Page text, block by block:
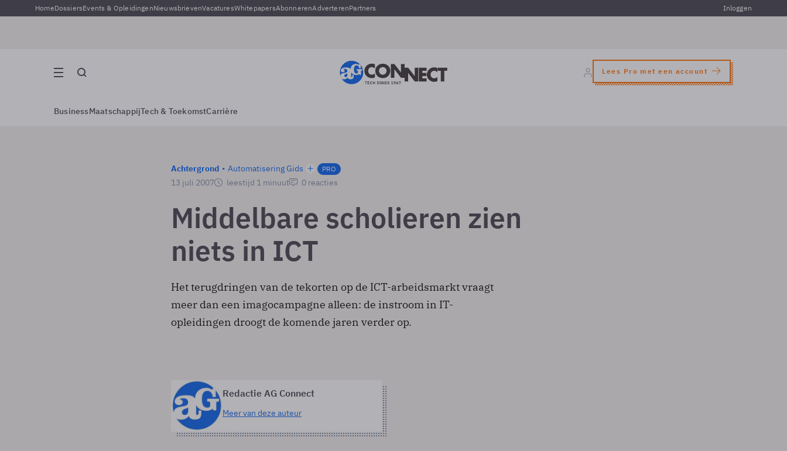
HomeDossiersEvents & OpleidingenNieuwsbrievenVacaturesWhitepapersAbonnerenAdverterenPartners Inloggen
Lees Pro met een account
BusinessMaatschappijTech & ToekomstCarrière
Achtergrond Automatisering Gids PRO
13 juli 2007 leestijd 1 minuut 0 reacties
Middelbare scholieren zien
niets in ICT
Het terugdringen van de tekorten op de ICT-arbeidsmarkt vraagt
meer dan een imagocampagne alleen: de instroom in IT-
opleidingen droogt de komende jaren verder op.
Redactie AG Connect
Meer van deze auteur